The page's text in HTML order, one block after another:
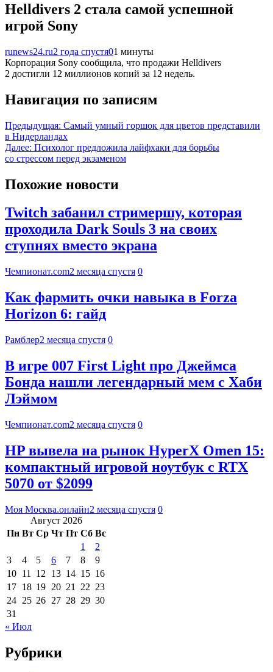
Helldivers 2 стала самой успешной
игрой Sony
runews24.ru2 года спустя01 минуты
Корпорация Sony сообщила, что продажи Helldivers
2 достигли 12 миллионов копий за 12 недель.
Навигация по записям
Предыдущая: Самый умный горшок для цветов представили
в Нидерландах
Далее: Психолог предложила лайфхаки для борьбы
со стрессом перед экзаменом
Похожие новости
Twitch забанил стримершу, которая
проходила Dark Souls 3 на своих
ступнях вместо экрана
Чемпионат.com2 месяца спустя 0
Как фармить очки навыка в Forza
Horizon 6: гайд
Рамблер2 месяца спустя 0
В игре 007 First Light про Джеймса
Бонда нашли легендарный мем с Хаби
Лэймом
Чемпионат.com2 месяца спустя 0
HP вывела на рынок HyperX Omen 15:
компактный игровой ноутбук с RTX
5070 от $2099
Моя Москва.онлайн2 месяца спустя 0
Август 2026
Пн Вт Ср Чт Пт Сб Вс
1
2
3
4 5 6 7 8
9
10 11 12 13 14 15 16
17 18 19 20 21 22 23
24 25 26 27 28 29 30
31
« Июл
Рубрики